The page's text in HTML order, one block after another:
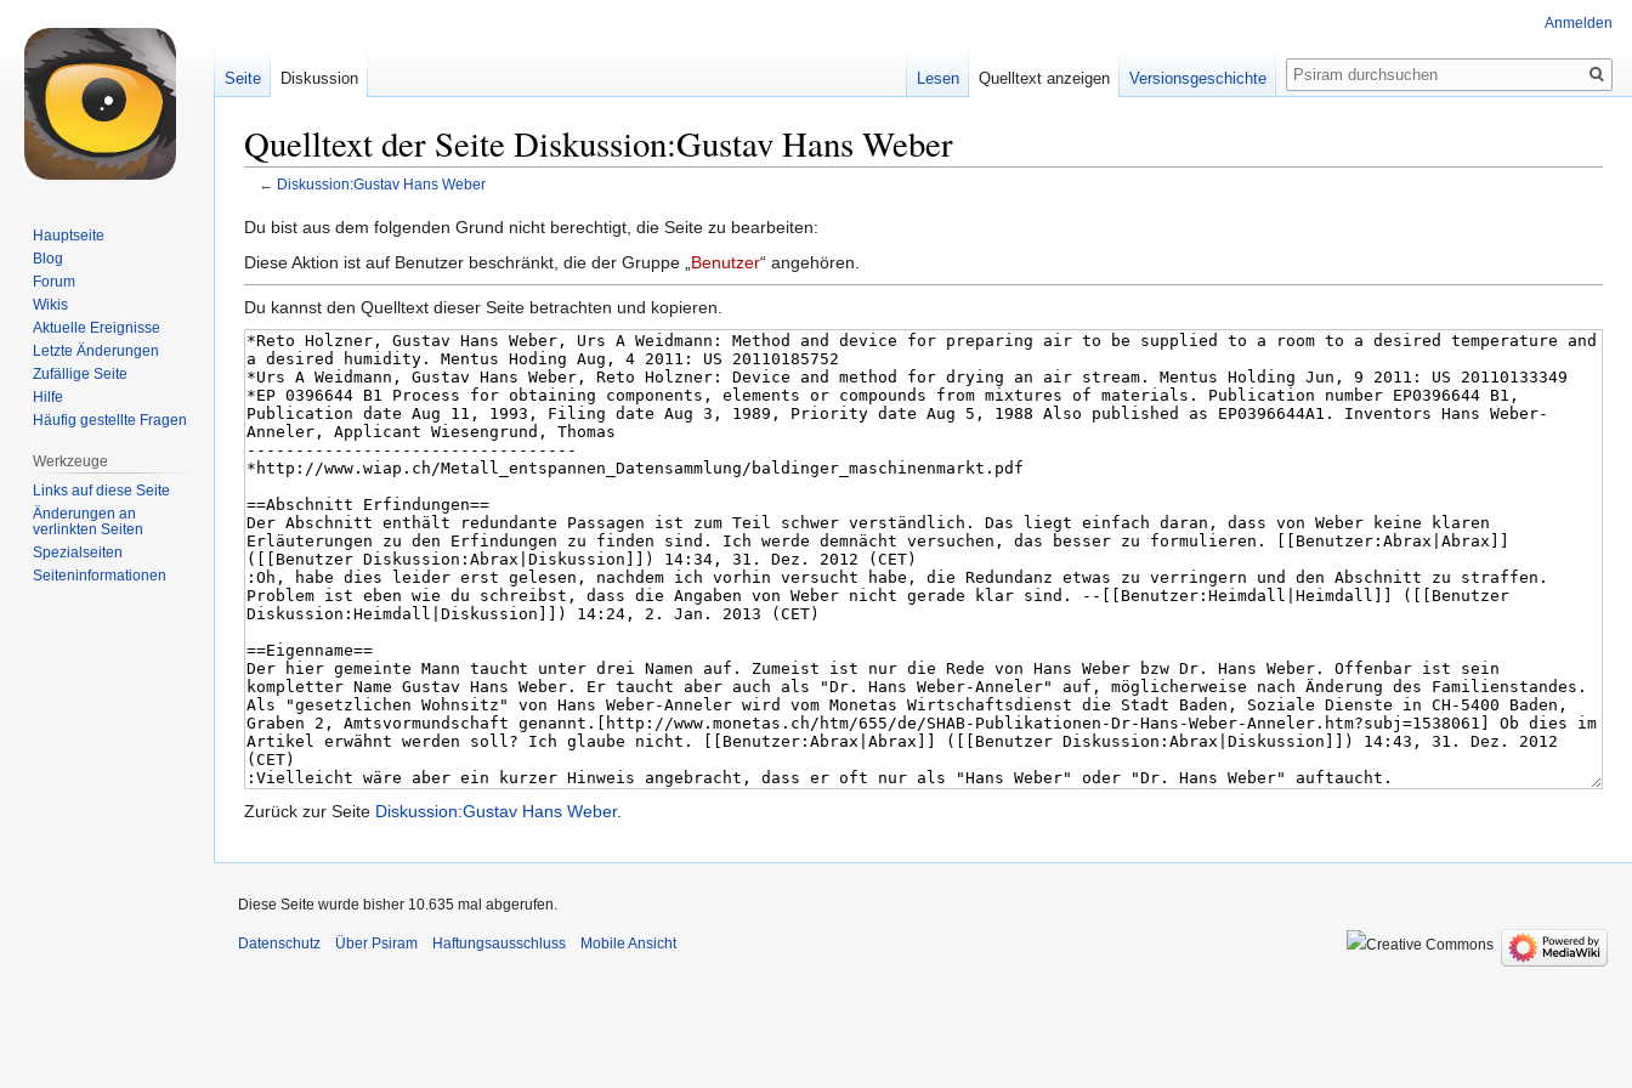
Quelltext der Seite Diskussion:Gustav Hans Weber
← Diskussion:Gustav Hans Weber
Zur
Navigation
Zur
Suche
Du bist aus dem folgenden Grund nicht berechtigt, die Seite zu bearbeiten:
Diese Aktion ist auf Benutzer beschränkt, die der Gruppe „ Benutzer“ angehören.
Du kannst den Quelltext dieser Seite betrachten und kopieren.
Zurück zur Seite Diskussion:Gustav Hans Weber.
Anmelden
Seite Diskussion Lesen Quelltext anzeigen Versionsgeschichte
Suche
Hauptseite
Blog
Forum
Wikis
Aktuelle Ereignisse
Letzte Änderungen
Zufällige Seite
Hilfe
Häufig gestellte Fragen
Werkzeuge
Links auf diese Seite
Änderungen an
verlinkten Seiten
Spezialseiten
Seiten­informationen
Diese Seite wurde bisher 10.635 mal abgerufen.
Datenschutz Über Psiram Haftungsausschluss Mobile Ansicht